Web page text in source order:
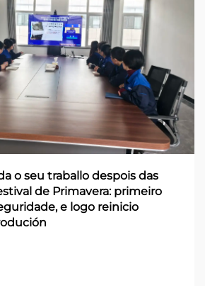
o seu traballo despois das
de Primavera: primeiro
e logo reinicio